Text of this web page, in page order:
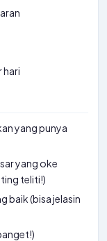
hari
yang punya
yang oke
teliti!)
baik (bisa jelasin